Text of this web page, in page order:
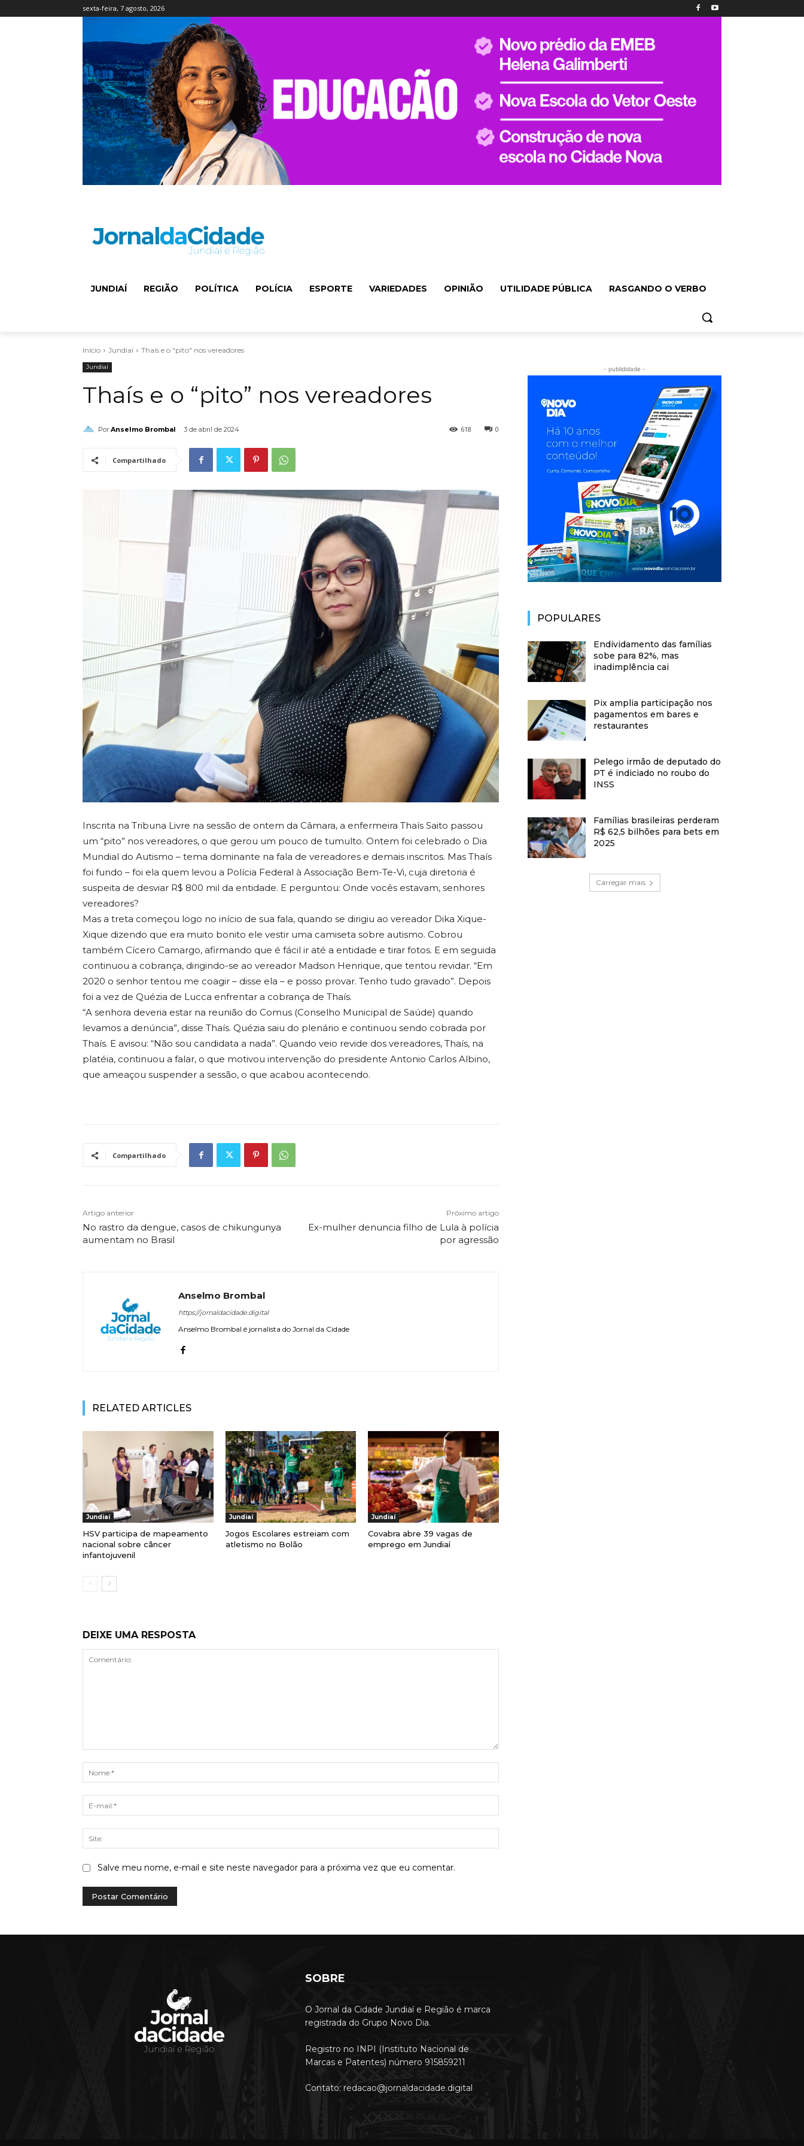
sexta-feira, 7 agosto, 2026
JUNDIAÍ REGIÃO POLÍTICA POLÍCIA ESPORTE VARIEDADES OPINIÃO UTILIDADE PÚBLICA RASGANDO O VERBO
Início Jundiaí Thaís e o "pito" nos vereadores
Jundiaí
Thaís e o “pito” nos vereadores
Por Anselmo Brombal 3 de abril de 2024 0
618
Compartilhado
Inscrita na Tribuna Livre na sessão de ontem da Câmara, a enfermeira Thaís Saito passou
um “pito” nos vereadores, o que gerou um pouco de tumulto. Ontem foi celebrado o Dia
Mundial do Autismo – tema dominante na fala de vereadores e demais inscritos. Mas Thaís
foi fundo – foi ela quem levou a Polícia Federal à Associação Bem-Te-Vi, cuja diretoria é
suspeita de desviar R$ 800 mil da entidade. E perguntou: Onde vocês estavam, senhores
vereadores?
Mas a treta começou logo no início de sua fala, quando se dirigiu ao vereador Dika Xique-
Xique dizendo que era muito bonito ele vestir uma camiseta sobre autismo. Cobrou
também Cícero Camargo, afirmando que é fácil ir até a entidade e tirar fotos. E em seguida
continuou a cobrança, dirigindo-se ao vereador Madson Henrique, que tentou revidar. “Em
2020 o senhor tentou me coagir – disse ela – e posso provar. Tenho tudo gravado”. Depois
foi a vez de Quézia de Lucca enfrentar a cobrança de Thaís.
“A senhora deveria estar na reunião do Comus (Conselho Municipal de Saúde) quando
levamos a denúncia”, disse Thaís. Quézia saiu do plenário e continuou sendo cobrada por
Thaís. E avisou: “Não sou candidata a nada”. Quando veio revide dos vereadores, Thaís, na
platéia, continuou a falar, o que motivou intervenção do presidente Antonio Carlos Albino,
que ameaçou suspender a sessão, o que acabou acontecendo.
Compartilhado
Artigo anterior
No rastro da dengue, casos de chikungunya
aumentam no Brasil
Próximo artigo
Ex-mulher denuncia filho de Lula à polícia
por agressão
Anselmo Brombal
https://jornaldacidade.digital
Anselmo Brombal é jornalista do Jornal da Cidade
RELATED ARTICLES
Jundiaí
HSV participa de mapeamento
nacional sobre câncer
infantojuvenil
Jundiaí
Jogos Escolares estreiam com
atletismo no Bolão
Jundiaí
Covabra abre 39 vagas de
emprego em Jundiaí
DEIXE UMA RESPOSTA
mail:*
Salve meu nome, e-mail e site neste navegador para a próxima vez que eu comentar.
- publididade -
POPULARES
Endividamento das famílias
sobe para 82%, mas
inadimplência cai
Pix amplia participação nos
pagamentos em bares e
restaurantes
Pelego irmão de deputado do
PT é indiciado no roubo do
INSS
Famílias brasileiras perderam
R$ 62,5 bilhões para bets em
2025
Carregar mais
SOBRE
O Jornal da Cidade Jundiaí e Região é marca
registrada do Grupo Novo Dia.
Registro no INPI (Instituto Nacional de
Marcas e Patentes) número 915859211
Contato: redacao@jornaldacidade.digital